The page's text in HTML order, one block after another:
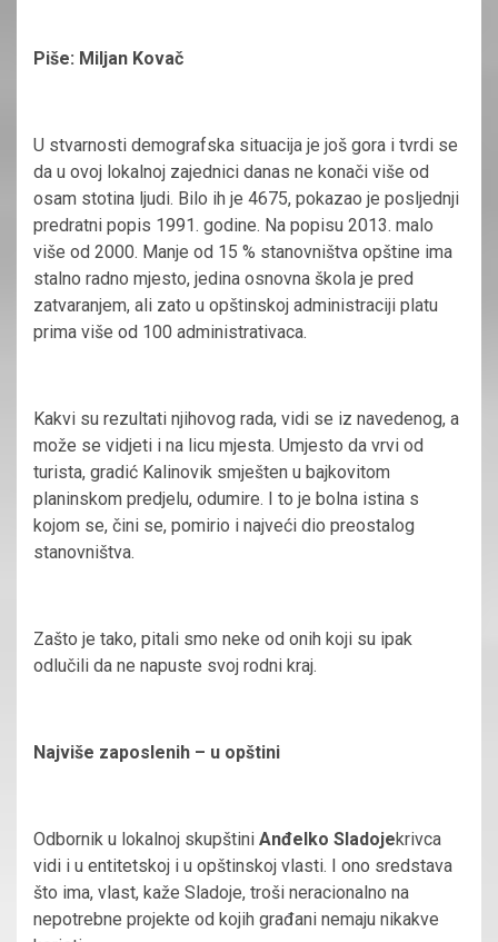
Piše: Miljan Kovač
U stvarnosti demografska situacija je još gora i tvrdi se
da u ovoj lokalnoj zajednici danas ne konači više od
osam stotina ljudi. Bilo ih je 4675, pokazao je posljednji
predratni popis 1991. godine. Na popisu 2013. malo
više od 2000. Manje od 15 % stanovništva opštine ima
stalno radno mjesto, jedina osnovna škola je pred
zatvaranjem, ali zato u opštinskoj administraciji platu
prima više od 100 administrativaca.
Kakvi su rezultati njihovog rada, vidi se iz navedenog, a
može se vidjeti i na licu mjesta. Umjesto da vrvi od
turista, gradić Kalinovik smješten u bajkovitom
planinskom predjelu, odumire. I to je bolna istina s
kojom se, čini se, pomirio i najveći dio preostalog
stanovništva.
Zašto je tako, pitali smo neke od onih koji su ipak
odlučili da ne napuste svoj rodni kraj.
Najviše zaposlenih – u opštini
Odbornik u lokalnoj skupštini Anđelko Sladojekrivca
vidi i u entitetskoj i u opštinskoj vlasti. I ono sredstava
što ima, vlast, kaže Sladoje, troši neracionalno na
nepotrebne projekte od kojih građani nemaju nikakve